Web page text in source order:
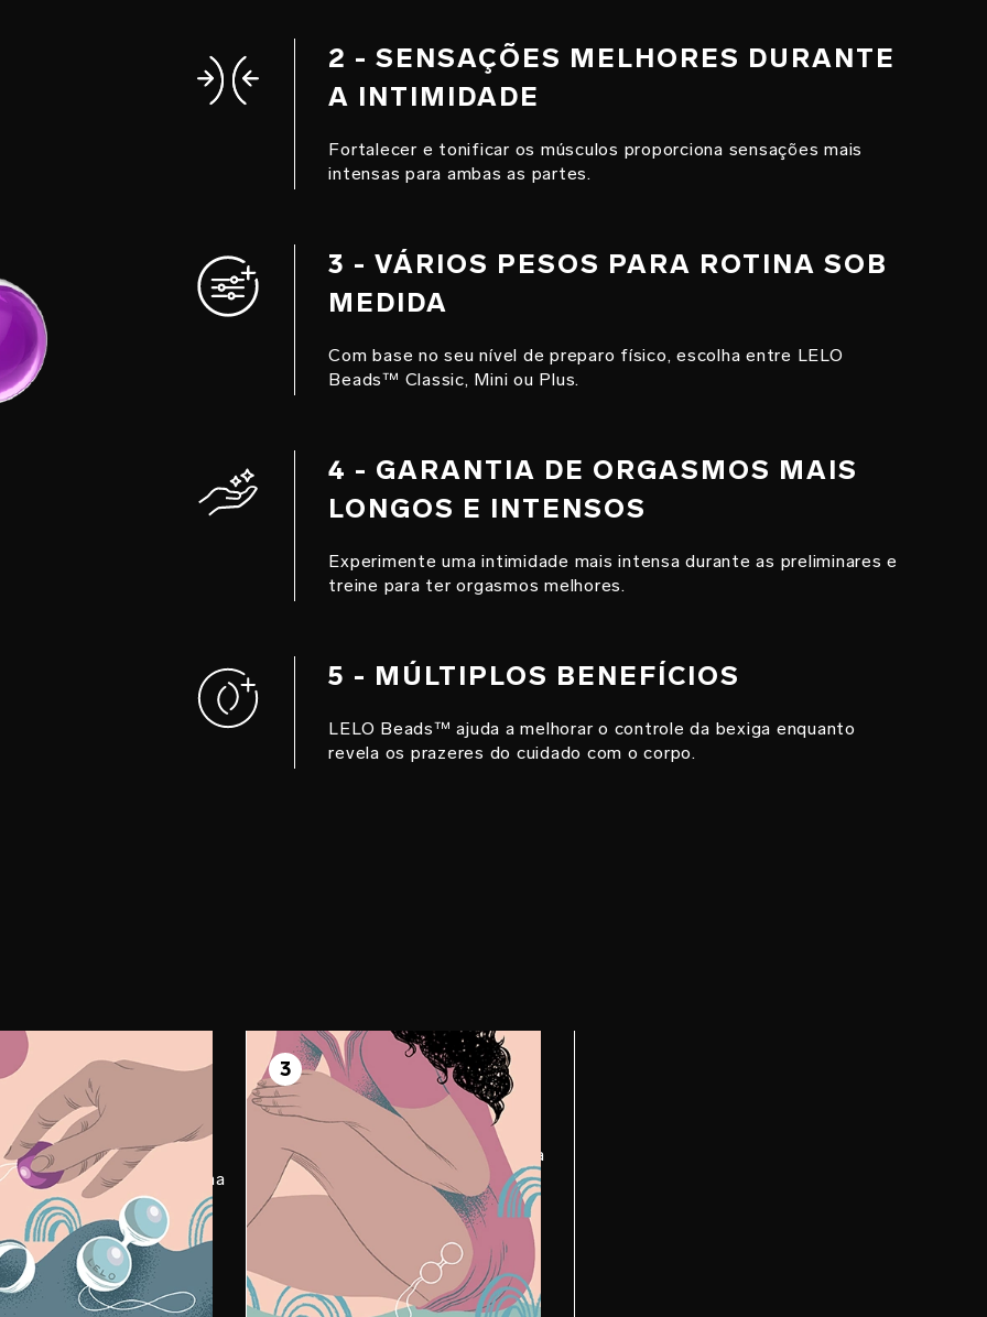
2 - SENSAÇÕES MELHORES DURANTE
A INTIMIDADE
Fortalecer e tonificar os músculos proporciona sensações mais
intensas para ambas as partes.
3 - VÁRIOS PESOS PARA ROTINA SOB
MEDIDA
Com base no seu nível de preparo físico, escolha entre LELO
Beads™ Classic, Mini ou Plus.
4 - GARANTIA DE ORGASMOS MAIS
LONGOS E INTENSOS
Experimente uma intimidade mais intensa durante as preliminares e
treine para ter orgasmos melhores.
5 - MÚLTIPLOS BENEFÍCIOS
LELO Beads™ ajuda a melhorar o controle da bexiga enquanto
revela os prazeres do cuidado com o corpo.
2
costas ou fique em pé
joelho dobrado. Depois,
a primeira bola na sua vagina
firme e
3
PASSO 3
Aproveite
Acomode-se, mova-se com as
bolas dentro de você e descubra
quais movimentos proporcionam
mais prazer.